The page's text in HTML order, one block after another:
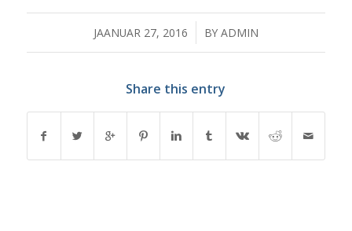
JAANUAR 27, 2016
/ BY ADMIN
Share this entry